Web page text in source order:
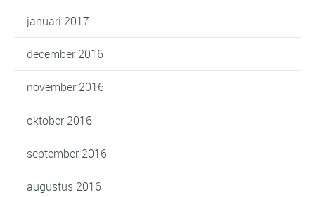
januari 2017
december 2016
november 2016
oktober 2016
september 2016
augustus 2016